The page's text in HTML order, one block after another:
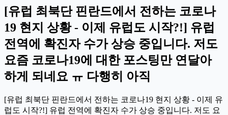
[유럽 최북단 핀란드에서 전하는 코로나
19 현지 상황 - 이제 유럽도 시작?!] 유럽
전역에 확진자 수가 상승 중입니다. 저도
요즘 코로나19에 대한 포스팅만 연달아
하게 되네요 ㅠ 다행히 아직
[유럽 최북단 핀란드에서 전하는 코로나19 현지 상황 - 이제 유
럽도 시작?!] 유럽 전역에 확진자 수가 상승 중입니다. 저도 요